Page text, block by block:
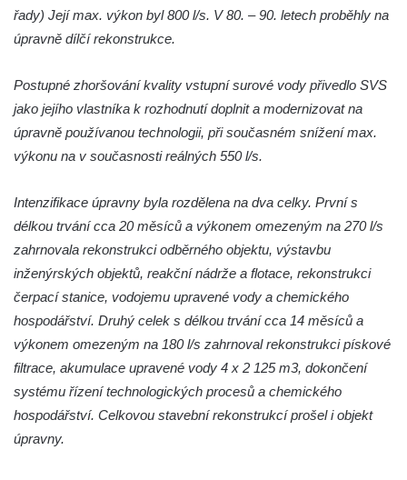
Královská mincovna v Jáchymově
Chudobinec Franze Preidla v České
Dům čp. 26 ve Velenicích
Dům čp. 31 ve Velenicích
Dům čp. 121 ve Velenicích
Dům čp. 33 – bývalá škola ve Velenicích
Bývalá fara ve Velenicích
Dům ev.č. 26 ve Velenicích
Dům čp. 68 ve Velenicích
Dům čp. 67 ve Svojkově
Torzo domu čp. 6 ve Svojkově
Městské divadlo Chomutov
Ludwig Breitfeld, výroba prýmků – dnes
Pivovar Chalupník v Perštejně
řady) Její max. výkon byl 800 l/s. V 80. – 90. letech proběhly na
úpravně dílčí rekonstrukce.
Postupné zhoršování kvality vstupní surové vody přivedlo SVS
jako jejího vlastníka k rozhodnutí doplnit a modernizovat na
úpravně používanou technologii, při současném snížení max.
výkonu na v současnosti reálných 550 l/s.
Intenzifikace úpravny byla rozdělena na dva celky. První s
délkou trvání cca 20 měsíců a výkonem omezeným na 270 l/s
zahrnovala rekonstrukci odběrného objektu, výstavbu
inženýrských objektů, reakční nádrže a flotace, rekonstrukci
čerpací stanice, vodojemu upravené vody a chemického
hospodářství. Druhý celek s délkou trvání cca 14 měsíců a
výkonem omezeným na 180 l/s zahrnoval rekonstrukci pískové
filtrace, akumulace upravené vody 4 x 2 125 m3, dokončení
systému řízení technologických procesů a chemického
hospodářství. Celkovou stavební rekonstrukcí prošel i objekt
úpravny.